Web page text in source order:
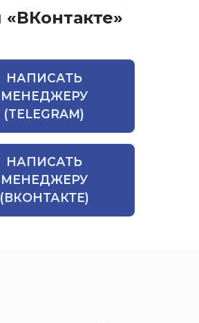
«ВКонтакте»
НАПИСАТЬ
МЕНЕДЖЕРУ
(TELEGRAM)
НАПИСАТЬ
МЕНЕДЖЕРУ
(ВКОНТАКТЕ)